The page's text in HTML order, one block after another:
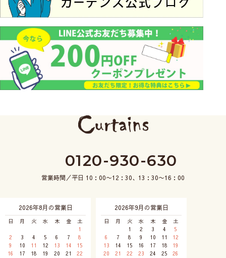
0120-930-630
営業時間／平日 10：00〜12：30、13：30〜16：00
2026年8月の営業日
日 月 火 水 木 金
土
1
2
3 4 5 6 7
8
9
10 11 12 13 14
15
16
17 18 19 20 21
22
2026年9月の営業日
日 月 火 水 木 金
土
1
2 3 4
5
6
7 8 9 10 11
12
13
14 15 16 17 18
19
20
21 22 23 24 25
26